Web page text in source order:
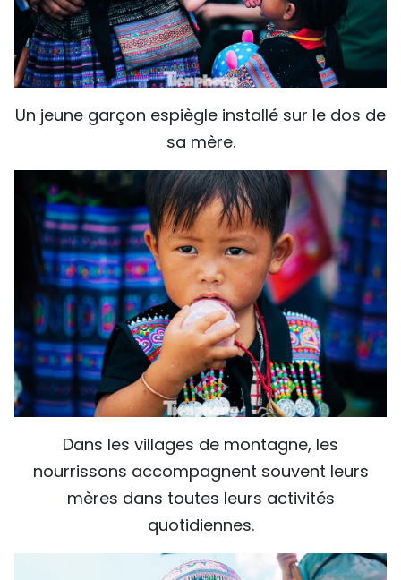
Un jeune garçon espiègle installé sur le dos de
sa mère.
Dans les villages de montagne, les
nourrissons accompagnent souvent leurs
mères dans toutes leurs activités
quotidiennes.